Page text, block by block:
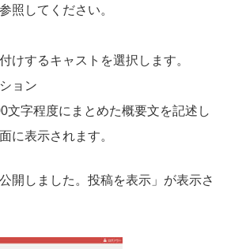
照してください。
けするキャストを選択します。
ョン
文字程度にまとめた概要文を記述し
に表示されます。
開しました。投稿を表示」が表示さ